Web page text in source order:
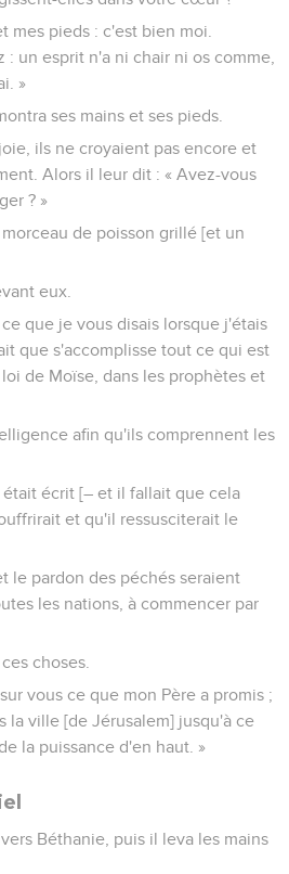
mes pieds : c'est bien moi.
un esprit n'a ni chair ni os comme,
»
ses mains et ses pieds.
ils ne croyaient pas encore et
Alors il leur dit : « Avez-vous
? »
de poisson grillé [et un
eux.
que je vous disais lorsque j'étais
que s'accomplisse tout ce qui est
de Moïse, dans les prophètes et
afin qu'ils comprennent les
écrit [– et il fallait que cela
et qu'il ressusciterait le
le pardon des péchés seraient
les nations, à commencer par
choses.
vous ce que mon Père a promis ;
la ville [de Jérusalem] jusqu'à ce
la puissance d'en haut. »
Béthanie, puis il leva les mains